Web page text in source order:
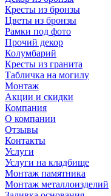
Кресты из бронзы
Цветы из бронзы
Рамки под фото
Прочий декор
Колумбарий
Кресты из гранита
Табличка на могилу
Монтаж
Акции и скидки
Компания
О компании
Отзывы
Контакты
Услуги
Услуги на кладбище
Монтаж памятника
Монтаж металлоизделий